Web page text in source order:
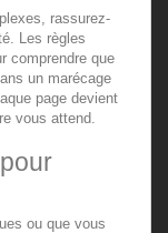
rassurez-
Les règles
comprendre que
un marécage
page devient
vous attend.
ou que vous